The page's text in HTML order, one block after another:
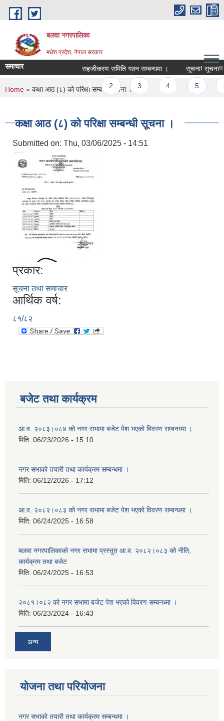
Skip to main content
बलवा नगरपालिका
मधेश प्रदेश, नेपाल सरकार
समाचार सहजीकरण समिति गठन सम्बन्धमा । सूचना! सूचना!!
Pages
1 2
You are here
Home » कक्षा आठ (८) को परिक्षा सम्बन्धी सूचना ।
कक्षा आठ (८) को परिक्षा सम्बन्धी सूचना ।
Submitted on: Thu, 03/06/2025 - 14:51
प्रकार:
सूचना तथा समाचार
आर्थिक वर्ष:
८१/८२
बजेट तथा कार्यक्रम
आ.व. २०८३।०८४ को नगर सभामा बजेट पेश भएको विवरण सम्बनध्मा ।
मिति: 06/23/2026 - 15:10
नगर सभाको तयारी तथा कार्यक्रम सम्बन्धमा ।
मिति: 06/12/2026 - 17:12
आ.व. २०८२।०८३ को नगर सभामा बजेट पेश भएको विवरण सम्बन्धमा ।
मिति: 06/24/2025 - 16:58
बलवा नगरपालिकाको नगर सभामा प्रस्तुत आ.व. २०८२।०८३ को नीति,
कार्यक्रम तथा बजेट
मिति: 06/24/2025 - 16:53
२०८१।०८२ को नगर सभामा बजेट पेश भएको विवरण सम्बनध्मा ।
मिति: 06/23/2024 - 16:43
अन्य
योजना तथा परियोजना
नगर सभाको तयारी तथा कार्यक्रम सम्बन्धमा ।